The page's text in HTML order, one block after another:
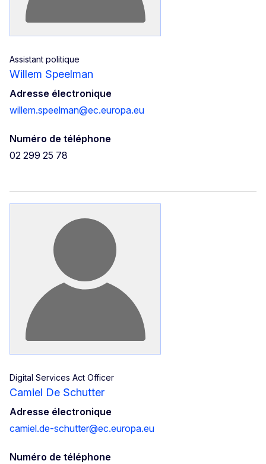
Assistant politique
Willem Speelman
Adresse électronique
willem.speelman@ec.europa.eu
Numéro de téléphone
02 299 25 78
Digital Services Act Officer
Camiel De Schutter
Adresse électronique
camiel.de-schutter@ec.europa.eu
Numéro de téléphone